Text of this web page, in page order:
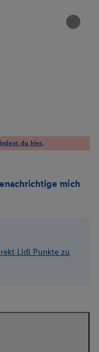
du hier.
mich
Lidl Punkte zu